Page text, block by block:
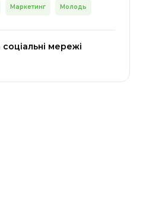
Маркетинг Молодь
мережі